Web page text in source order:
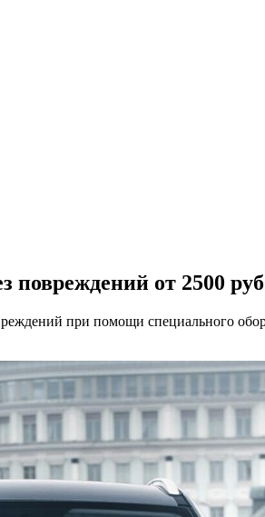
повреждений от 2500
при помощи специального